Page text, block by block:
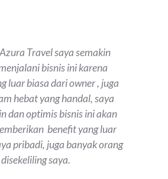
Travel saya semakin
bisnis ini karena
luar biasa dari owner , juga
hebat yang handal, saya
dan optimis bisnis ini akan
benefit yang luar
pribadi, juga banyak orang
disekeliling saya.